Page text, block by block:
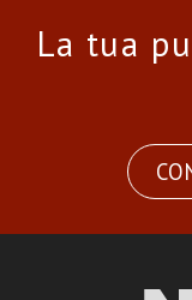
La tua